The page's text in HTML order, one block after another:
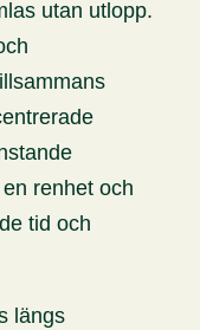
utan utlopp.
renhet och
tid och
längs